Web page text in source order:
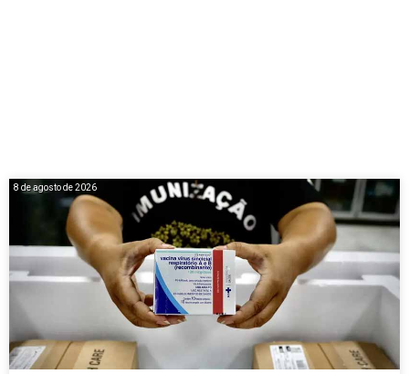
8 de agosto de 2026